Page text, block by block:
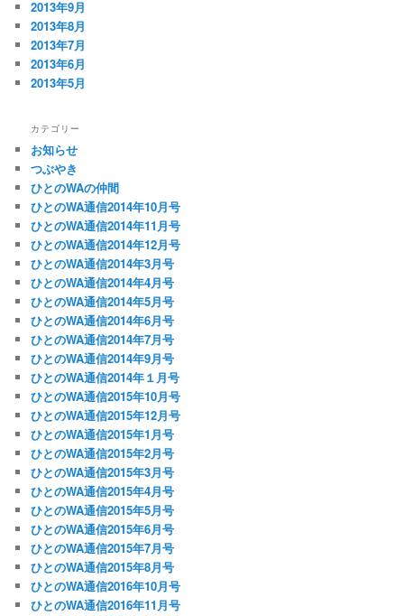
2013年9月
2013年8月
2013年7月
2013年6月
2013年5月
カテゴリー
お知らせ
つぶやき
ひとのWAの仲間
ひとのWA通信2014年10月号
ひとのWA通信2014年11月号
ひとのWA通信2014年12月号
ひとのWA通信2014年3月号
ひとのWA通信2014年4月号
ひとのWA通信2014年5月号
ひとのWA通信2014年6月号
ひとのWA通信2014年7月号
ひとのWA通信2014年9月号
ひとのWA通信2014年１月号
ひとのWA通信2015年10月号
ひとのWA通信2015年12月号
ひとのWA通信2015年1月号
ひとのWA通信2015年2月号
ひとのWA通信2015年3月号
ひとのWA通信2015年4月号
ひとのWA通信2015年5月号
ひとのWA通信2015年6月号
ひとのWA通信2015年7月号
ひとのWA通信2015年8月号
ひとのWA通信2016年10月号
ひとのWA通信2016年11月号